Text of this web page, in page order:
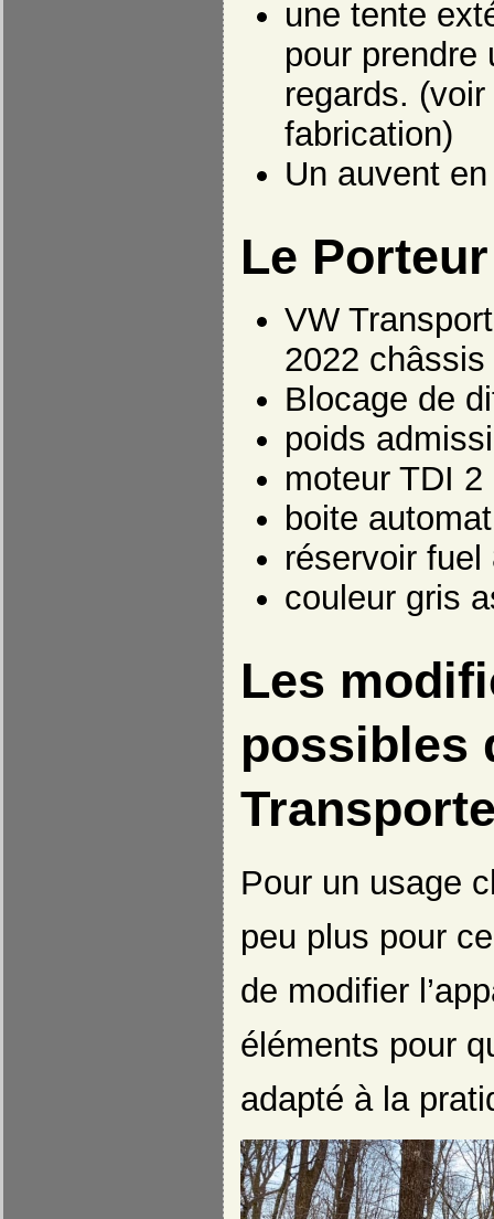
une tente
pour prendre
regards.
fabrication)
Un auvent
Le
VW
2022
Blocage de
poids
moteur TDI
boite
réservoir fuel
couleur gris
Les
possibles
Pour un usage
peu plus pour
de modifier
éléments pour
adapté à la